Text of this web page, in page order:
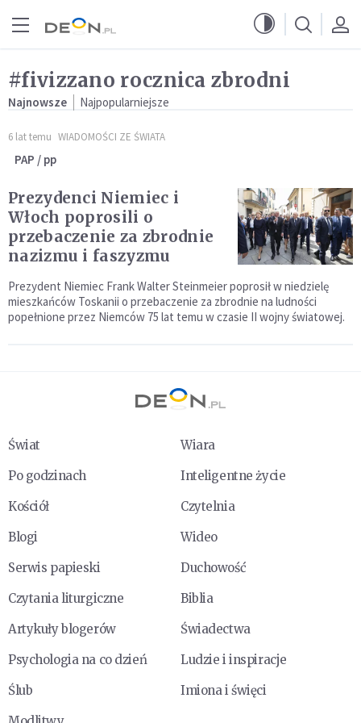
#fivizzano rocznica zbrodni
Najnowsze Najpopularniejsze
6 lat temu WIADOMOŚCI ZE ŚWIATA
PAP / pp
Prezydenci Niemiec i
Włoch poprosili o
przebaczenie za zbrodnie
nazizmu i faszyzmu
Prezydent Niemiec Frank Walter Steinmeier poprosił w niedzielę
mieszkańców Toskanii o przebaczenie za zbrodnie na ludności
popełnione przez Niemców 75 lat temu w czasie II wojny światowej.
Świat
Wiara
Po godzinach
Inteligentne życie
Kościół
Czytelnia
Blogi
Wideo
Serwis papieski
Duchowość
Czytania liturgiczne
Biblia
Artykuły blogerów
Świadectwa
Psychologia na co dzień
Ludzie i inspiracje
Ślub
Imiona i święci